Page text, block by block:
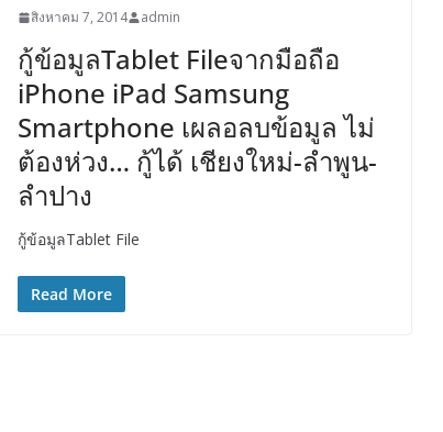
สิงหาคม 7, 2014 admin
กู้ข้อมูลTablet Fileจากมือถือ
iPhone iPad Samsung
Smartphone เผลอลบข้อมูล ไม่
ต้องห่วง… กู้ได้ เชียงใหม่-ลำพูน-
ลำปาง
กู้ข้อมูลTablet File
Read More